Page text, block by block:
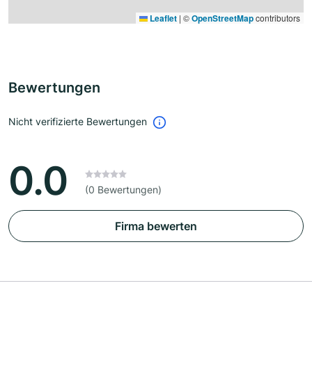
Leaflet | ©OpenStreetMapcontributors
Bewertungen
Nicht verifizierte Bewertungen
0.0 (0 Bewertungen)
Firma bewerten